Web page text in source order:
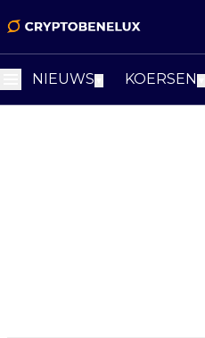
NIEUWS KOERSEN